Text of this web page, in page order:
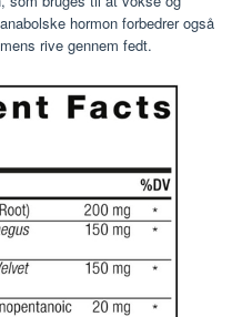
hormon forbedrer også
rive gennem fedt.